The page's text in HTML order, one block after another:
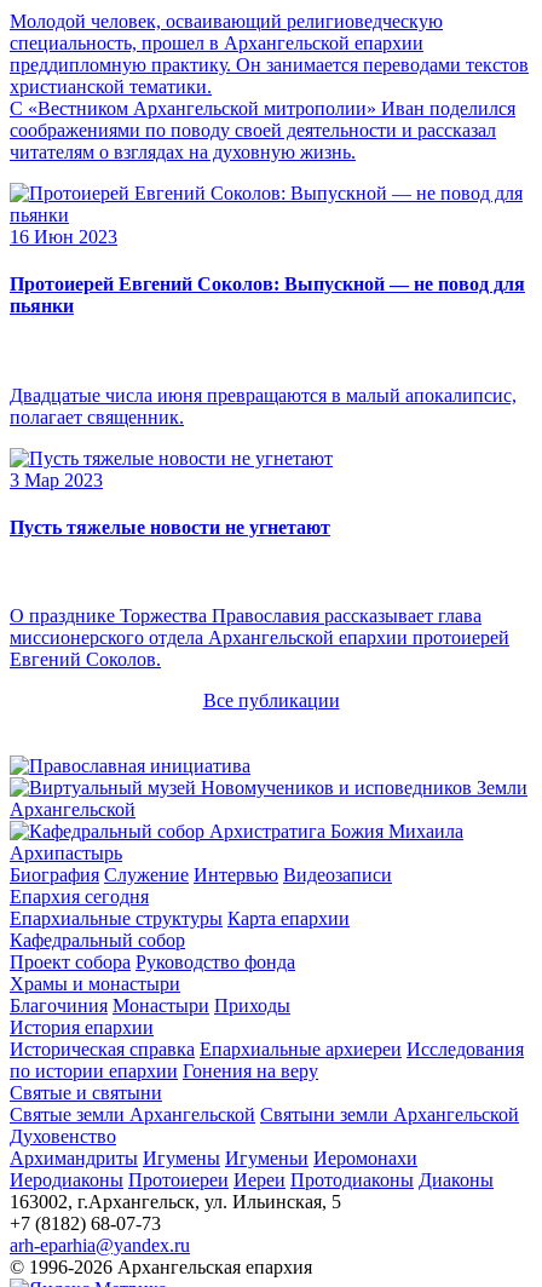
Молодой человек, осваивающий религиоведческую
специальность, прошел в Архангельской епархии
преддипломную практику. Он занимается переводами текстов
христианской тематики.
С «Вестником Архангельской митрополии» Иван поделился
соображениями по поводу своей деятельности и рассказал
читателям о взглядах на духовную жизнь.
16 Июн 2023
Протоиерей Евгений Соколов: Выпускной — не повод для
пьянки
Двадцатые числа июня превращаются в малый апокалипсис,
полагает священник.
3 Мар 2023
Пусть тяжелые новости не угнетают
О празднике Торжества Православия рассказывает глава
миссионерского отдела Архангельской епархии протоиерей
Евгений Соколов.
Все публикации
Архипастырь
Биография Служение Интервью Видеозаписи
Епархия сегодня
Епархиальные структуры Карта епархии
Кафедральный собор
Проект собора Руководство фонда
Храмы и монастыри
Благочиния Монастыри Приходы
История епархии
Историческая справка Епархиальные архиереи Исследования
по истории епархии Гонения на веру
Святые и святыни
Святые земли Архангельской Святыни земли Архангельской
Духовенство
Архимандриты Игумены Игуменьи Иеромонахи
Иеродиаконы Протоиереи Иереи Протодиаконы Диаконы
163002, г.Архангельск, ул. Ильинская, 5
+7 (8182) 68-07-73
arh-eparhia@yandex.ru
© 1996-2026 Архангельская епархия